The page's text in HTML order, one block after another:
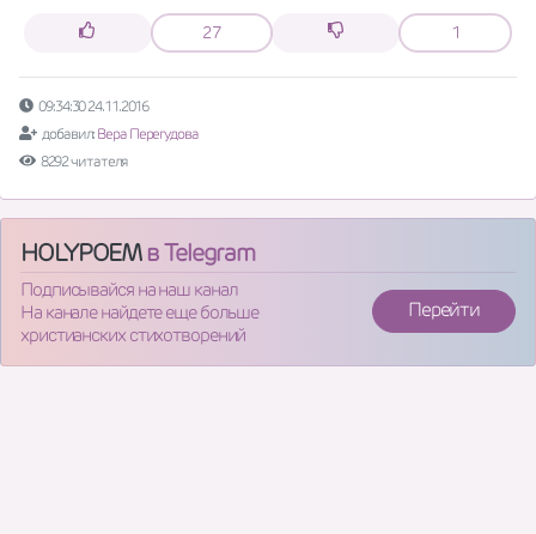
27 1
09:34:30 24.11.2016
добавил: Вера Перегудова
8292 читателя
HOLYPOEMв Telegram
Подписывайся на наш канал
На канале найдете еще больше
христианских стихотворений
Перейти